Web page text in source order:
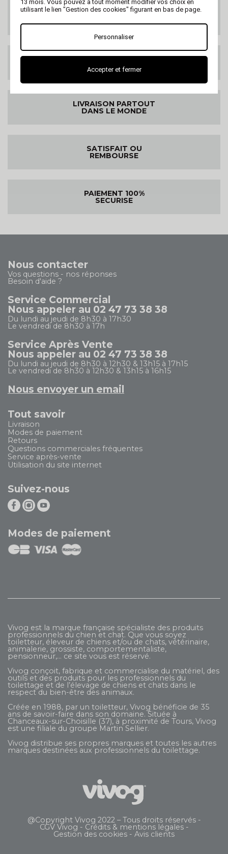
SERVICE CLIENTS
Au 02 47 73 38 38
ou par email
LIVRAISON GRATUITE
DES 99€ HT
LIVRAISON PARTOUT
DANS LE MONDE
SATISFAIT OU
REMBOURSE
PAIEMENT 100%
SECURISE
Nous contacter
Vos questions - nos réponses
Besoin d'aide ?
Service Commercial
Nous appeler au 02 47 73 38 38
Du lundi au jeudi de 8h30 à 17h30
Le vendredi de 8h30 à 17h
Service Après Vente
Nous appeler au 02 47 73 38 38
Du lundi au jeudi de 8h30 à 12h30 & 13h15 à 17h15
Le vendredi de 8h30 à 12h30 & 13h15 à 16h15
Nous envoyer un email
Tout savoir
Livraison
Modes de paiement
Retours
Questions commerciales fréquentes
Service après-vente
Utilisation du site internet
Suivez-nous
Modes de paiement
Vivog est la marque française spécialiste des produits
professionnels du chien et chat. Que vous soyez
toiletteur, éleveur de chiens et/ou de chats, vétérinaire,
animalerie, grossiste, comportementaliste,
pensionneur,... ce site vous est réservé.
Vivog conçoit, fabrique et commercialise du matériel, des
outils et des produits pour les professionnels du
toilettage et de l’élevage de chiens et chats dans le
respect du bien-être des animaux.
Créée en 1988, par un toiletteur, Vivog bénéficie de 35
ans de savoir-faire dans son domaine. Située à
Chanceaux-sur-Choisille (37), à proximité de Tours, Vivog
est une filiale du groupe Martin Sellier.
Vivog distribue ses propres marques et toutes les autres
marques destinées aux professionnels du toilettage.
@Copyright Vivog 2022 – Tous droits réservés -
CGV Vivog - Crédits & mentions légales-
Gestion des cookies - Avis clients
13 mois. Vous pouvez à tout moment modifier vos choix en
utilisant le lien "Gestion des cookies" figurant en bas de page.
Personnaliser
Accepter et fermer